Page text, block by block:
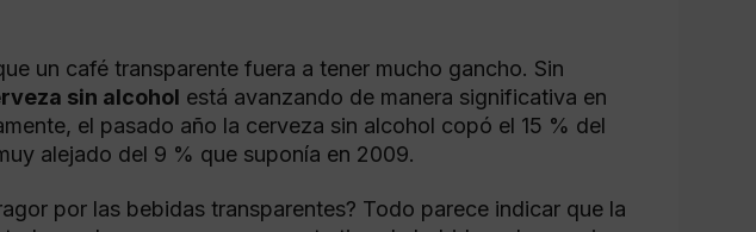
un café transparente fuera a tener mucho gancho. Sin
sin alcohol está avanzando de manera significativa en
el pasado año la cerveza sin alcohol copó el 15 % del
alejado del 9 % que suponía en 2009.
por las bebidas transparentes? Todo parece indicar que la